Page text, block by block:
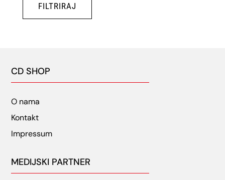
FILTRIRAJ
CD SHOP
O nama
Kontakt
Impressum
MEDIJSKI PARTNER